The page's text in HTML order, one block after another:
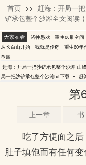
山峰
首页 >> 赶海：开局一
铲承包整个沙滩全文阅读
大家在看 诸神愚戏 重生60带空间
从长白山开始
我就是传奇 重生60年
帝国
赶海：开局一把沙铲承包整个沙滩 山峰
局一把沙铲承包整个沙滩txt下载 - 赶
第
上一章 书
吃了方便面之
肚子填饱而有任何变